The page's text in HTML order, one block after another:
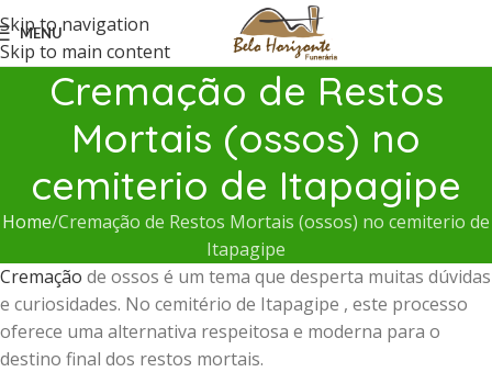
Skip to navigation
Skip to main content
MENU
Cremação de Restos
Mortais (ossos) no
cemiterio de Itapagipe
Home Cremação de Restos Mortais (ossos) no cemiterio de
Itapagipe
Cremação de ossos é um tema que desperta muitas dúvidas
e curiosidades. No cemitério de Itapagipe , este processo
oferece uma alternativa respeitosa e moderna para o
destino final dos restos mortais.